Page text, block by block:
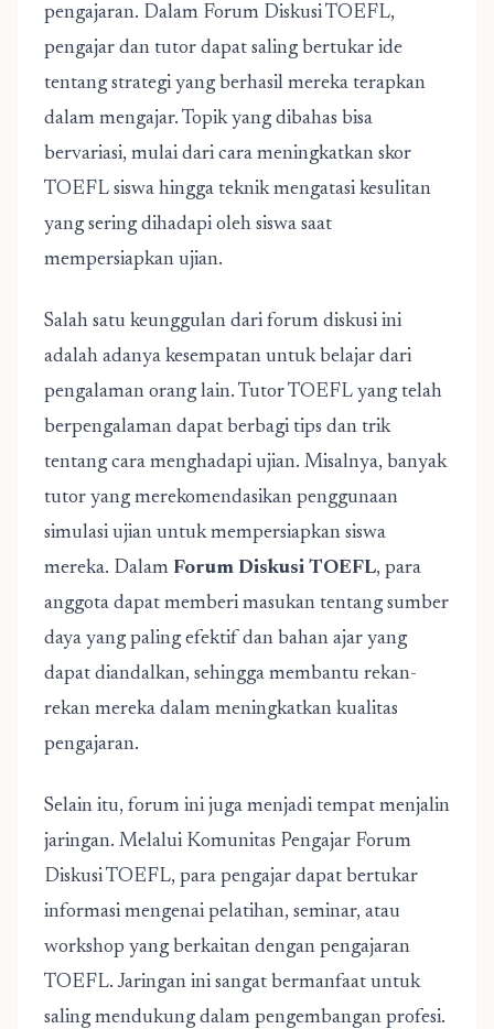
pengajaran. Dalam Forum Diskusi TOEFL,
pengajar dan tutor dapat saling bertukar ide
tentang strategi yang berhasil mereka terapkan
dalam mengajar. Topik yang dibahas bisa
bervariasi, mulai dari cara meningkatkan skor
TOEFL siswa hingga teknik mengatasi kesulitan
yang sering dihadapi oleh siswa saat
mempersiapkan ujian.
Salah satu keunggulan dari forum diskusi ini
adalah adanya kesempatan untuk belajar dari
pengalaman orang lain. Tutor TOEFL yang telah
berpengalaman dapat berbagi tips dan trik
tentang cara menghadapi ujian. Misalnya, banyak
tutor yang merekomendasikan penggunaan
simulasi ujian untuk mempersiapkan siswa
mereka. Dalam Forum Diskusi TOEFL, para
anggota dapat memberi masukan tentang sumber
daya yang paling efektif dan bahan ajar yang
dapat diandalkan, sehingga membantu rekan-
rekan mereka dalam meningkatkan kualitas
pengajaran.
Selain itu, forum ini juga menjadi tempat menjalin
jaringan. Melalui Komunitas Pengajar Forum
Diskusi TOEFL, para pengajar dapat bertukar
informasi mengenai pelatihan, seminar, atau
workshop yang berkaitan dengan pengajaran
TOEFL. Jaringan ini sangat bermanfaat untuk
saling mendukung dalam pengembangan profesi.